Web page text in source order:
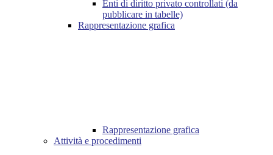
Enti di diritto privato controllati (da
pubblicare in tabelle)
Rappresentazione grafica
Rappresentazione grafica
Attività e procedimenti